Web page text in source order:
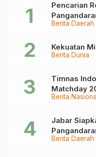
Berita Daerah
Pencarian
Kronologinya
Berita Dunia
Kekuatan
Berita Nasional
Timnas
Matchday
Garuda!
Berita Daerah
Jabar